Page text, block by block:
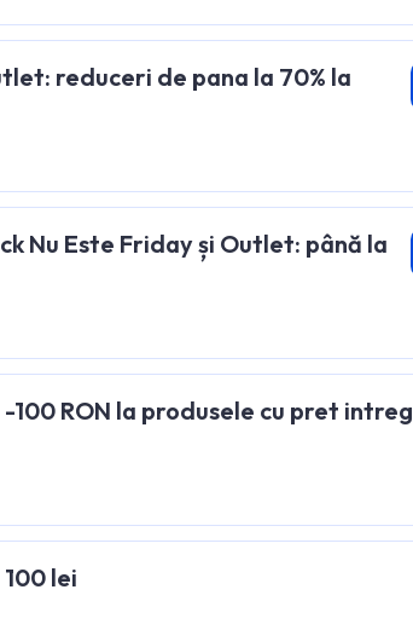
reduceri de pana la 70% la
Nu Este Friday și Outlet: până la
100 RON la produsele cu pret intreg
lei